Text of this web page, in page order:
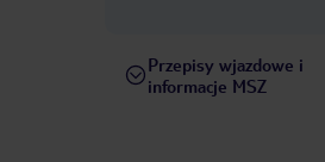
Przepisy wjazdowe i
informacje MSZ